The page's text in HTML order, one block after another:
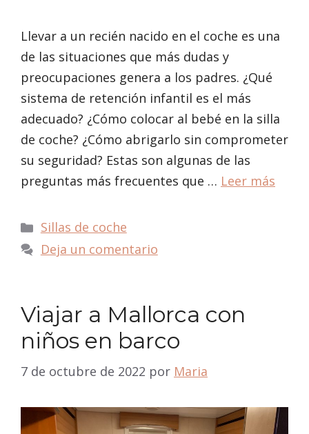
Llevar a un recién nacido en el coche es una
de las situaciones que más dudas y
preocupaciones genera a los padres. ¿Qué
sistema de retención infantil es el más
adecuado? ¿Cómo colocar al bebé en la silla
de coche? ¿Cómo abrigarlo sin comprometer
su seguridad? Estas son algunas de las
preguntas más frecuentes que … Leer más
Categorías
Sillas de coche
Deja un comentario
Viajar a Mallorca con
niños en barco
7 de octubre de 2022 por Maria